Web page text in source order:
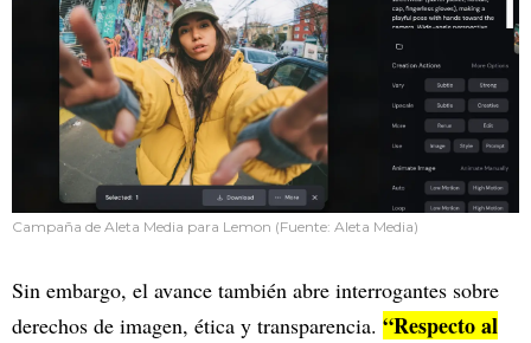
Campaña de Aleta Media para Lemon (Fuente: Aleta Media)
Sin embargo, el avance también abre interrogantes sobre
derechos de imagen, ética y transparencia. “Respecto al